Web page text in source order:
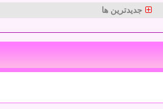
جدیدترین ها